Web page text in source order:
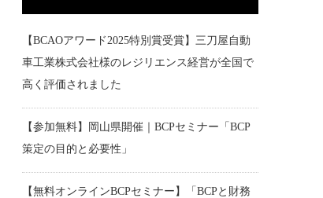
【BCAOアワード2025特別賞受賞】三刀屋自動
車工業株式会社様のレジリエンス経営が全国で
高く評価されました
【参加無料】岡山県開催｜BCPセミナー「BCP
策定の目的と必要性」
【無料オンラインBCPセミナー】「BCPと財務